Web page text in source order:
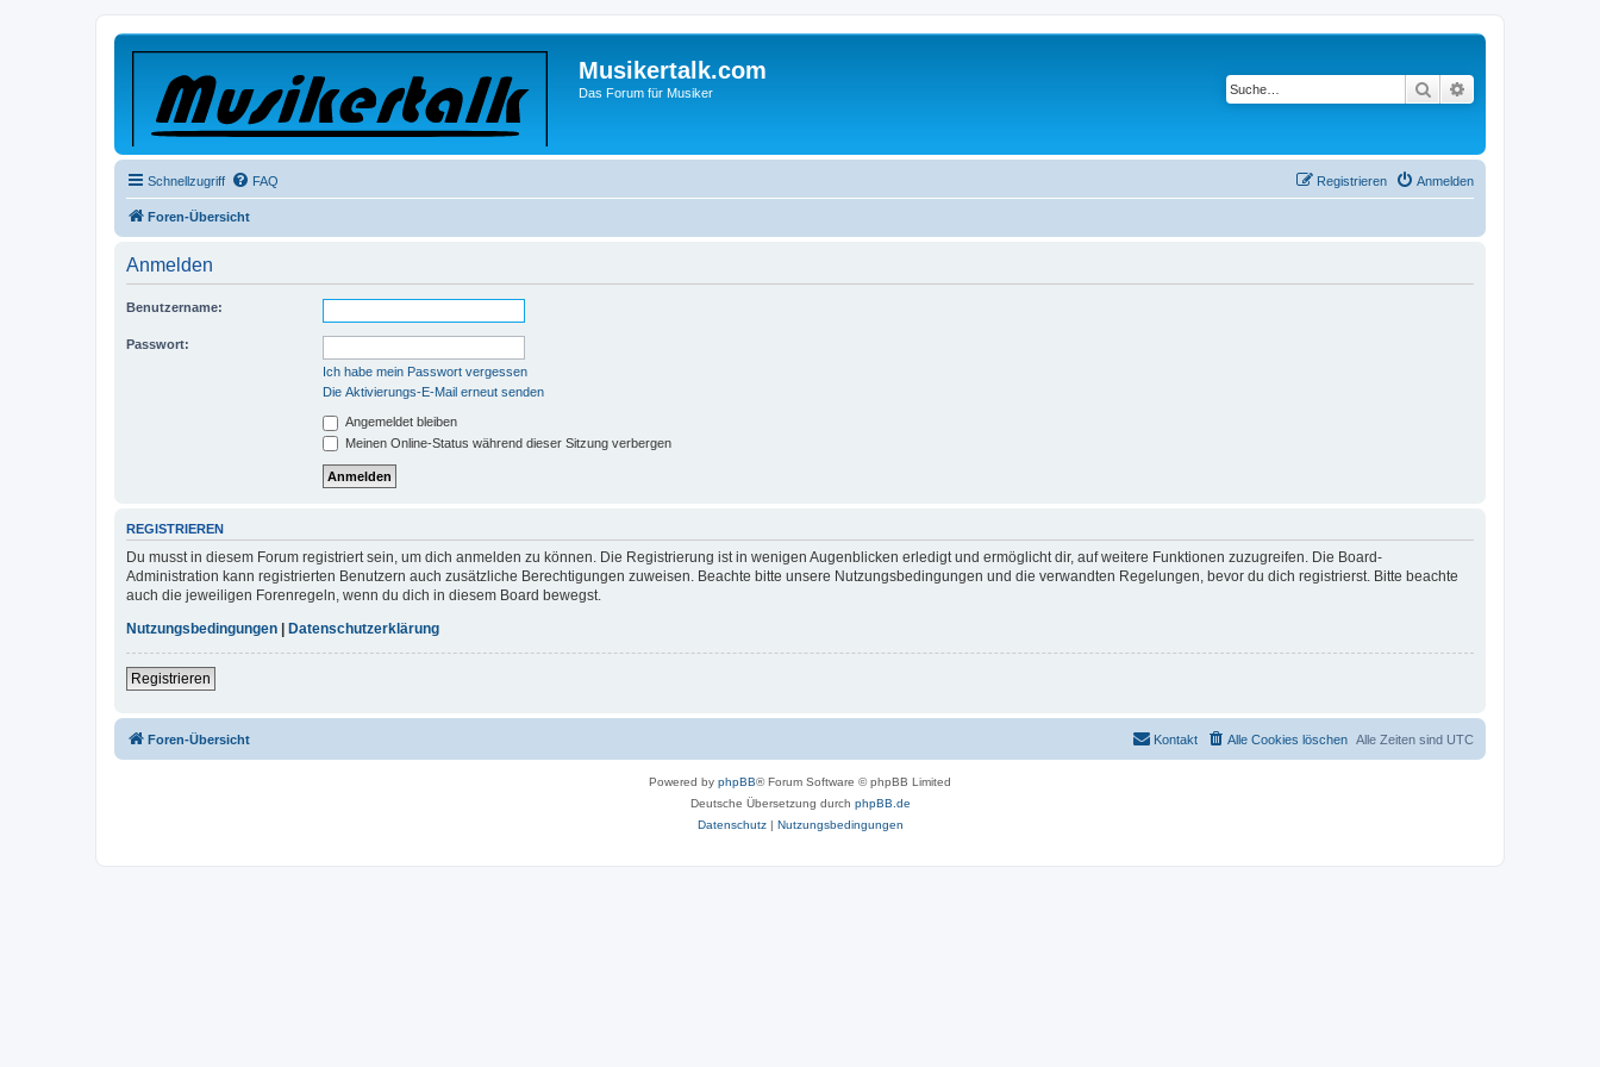
Musikertalk.com
Das Forum für Musiker Suche
Schnellzugriff FAQ Anmelden
Registrieren
Foren-Übersicht
Anmelden
Benutzername:
Passwort:
Ich habe mein Passwort vergessen
Die Aktivierungs-E-Mail erneut senden
Angemeldet bleiben
Meinen Online-Status während dieser Sitzung verbergen
REGISTRIEREN
Du musst in diesem Forum registriert sein, um dich anmelden zu können. Die Registrierung ist in wenigen Augenblicken erledigt und ermöglicht dir, auf weitere Funktionen zuzugreifen. Die Board-
Administration kann registrierten Benutzern auch zusätzliche Berechtigungen zuweisen. Beachte bitte unsere Nutzungsbedingungen und die verwandten Regelungen, bevor du dich registrierst. Bitte beachte
auch die jeweiligen Forenregeln, wenn du dich in diesem Board bewegst.
Nutzungsbedingungen | Datenschutzerklärung
Registrieren
Foren-Übersicht Alle Zeiten sind UTC
Alle Cookies löschen
Kontakt
Powered by phpBB® Forum Software © phpBB Limited
Deutsche Übersetzung durch phpBB.de
Datenschutz| Nutzungsbedingungen